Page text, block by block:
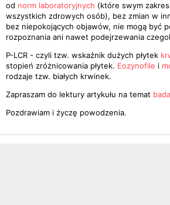
od norm laboratoryjnych (które swym
wszystkich zdrowych osób), bez zmian w
bez niepokojących objawów, nie mogą być
rozpoznania ani nawet podejrzewania
P-LCR - czyli tzw. wskaźnik dużych płytek
stopień zróżnicowania płytek. Eozynofile i
rodzaje tzw. białych krwinek.
Zapraszam do lektury artykułu na temat
Pozdrawiam i życzę powodzenia.